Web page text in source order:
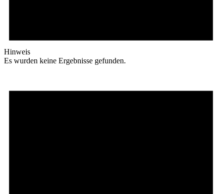
Hinweis
Es wurden keine Ergebnisse gefunden.